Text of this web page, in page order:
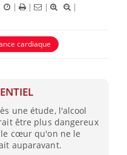
| | | |
|
cardiaque
une étude, l'alcool
être plus dangereux
cœur qu'on ne le
auparavant.